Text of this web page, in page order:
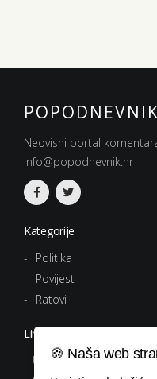
POPODNEVNIK
Neovisni portal
info@popodnevnik.hr
Kategorije
Politika
Povijest
Ratovi
Linkovi
Uvjeti korištenja
🍪 Naša web